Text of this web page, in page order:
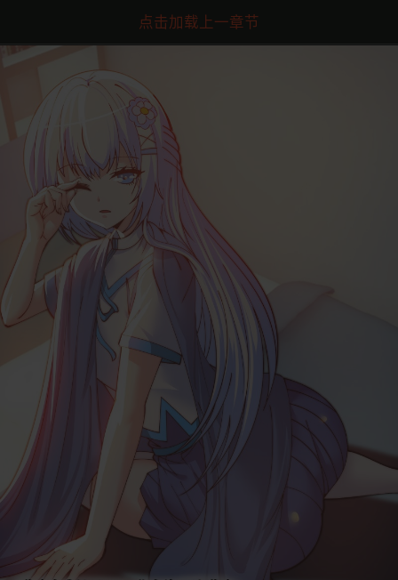
点击加载上一章节